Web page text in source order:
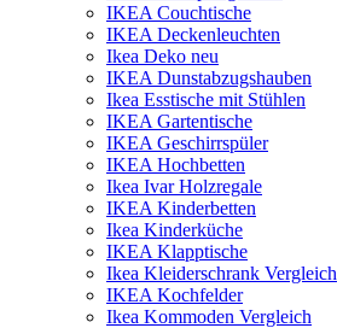
IKEA Couchtische
IKEA Deckenleuchten
Ikea Deko neu
IKEA Dunstabzugshauben
Ikea Esstische mit Stühlen
IKEA Gartentische
IKEA Geschirrspüler
IKEA Hochbetten
Ikea Ivar Holzregale
IKEA Kinderbetten
Ikea Kinderküche
IKEA Klapptische
Ikea Kleiderschrank Vergleich
IKEA Kochfelder
Ikea Kommoden Vergleich